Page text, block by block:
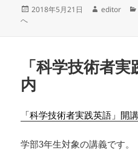
投
2018年5月21日
作
editor
へ
「科学技術者
内
「科学技術者実践英語」開
学部3年生対象の講義です。